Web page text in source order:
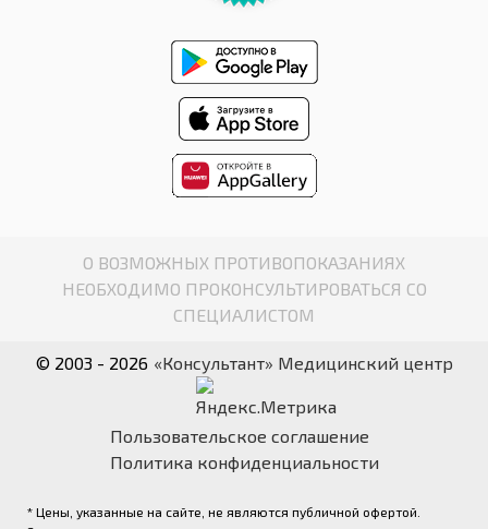
О ВОЗМОЖНЫХ ПРОТИВОПОКАЗАНИЯХ
НЕОБХОДИМО ПРОКОНСУЛЬТИРОВАТЬСЯ СО
СПЕЦИАЛИСТОМ
© 2003 - 2026 «Консультант» Медицинский центр
Пользовательское соглашение
Политика конфиденциальности
* Цены, указанные на сайте, не являются публичной офертой.